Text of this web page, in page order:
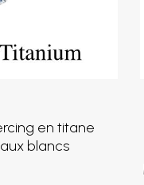
en titane
blancs